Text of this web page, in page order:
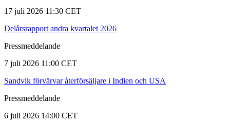
17 juli 2026 11:30 CET
Delårsrapport andra kvartalet 2026
Pressmeddelande
7 juli 2026 11:00 CET
Sandvik förvärvar återförsäljare i Indien och USA
Pressmeddelande
6 juli 2026 14:00 CET